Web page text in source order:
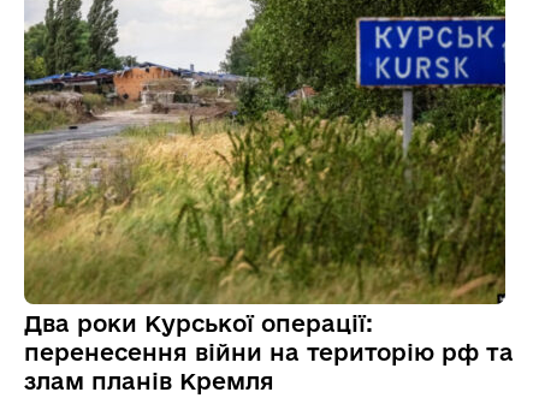
Два роки Курської операції:
перенесення війни на територію рф та
злам планів Кремля